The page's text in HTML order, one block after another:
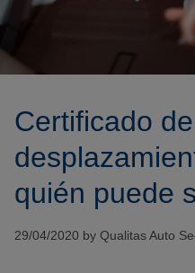
Certificado de
quién puede
29/04/2020 by Qualitas Auto